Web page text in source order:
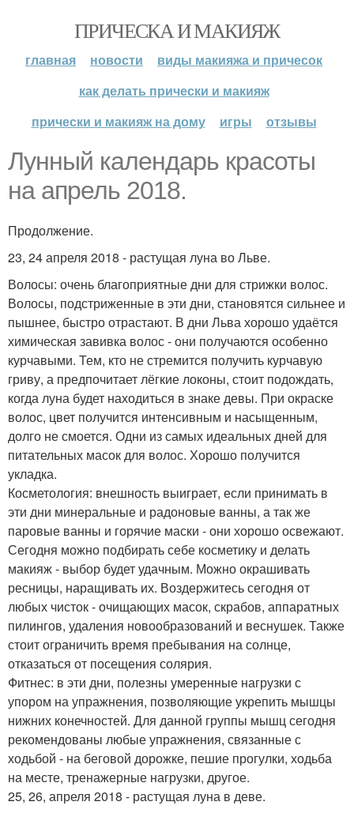
ПРИЧЕСКА И МАКИЯЖ
главная новости
виды макияжа и причесок
как делать прически и макияж
прически и макияж на дому
игры отзывы
Лунный календарь красоты
на апрель 2018.
Продолжение.
23, 24 апреля 2018 - растущая луна во Льве.
Волосы: очень благоприятные дни для стрижки волос.
Волосы, подстриженные в эти дни, становятся сильнее и
пышнее, быстро отрастают. В дни Льва хорошо удаётся
химическая завивка волос - они получаются особенно
курчавыми. Тем, кто не стремится получить курчавую
гриву, а предпочитает лёгкие локоны, стоит подождать,
когда луна будет находиться в знаке девы. При окраске
волос, цвет получится интенсивным и насыщенным,
долго не смоется. Одни из самых идеальных дней для
питательных масок для волос. Хорошо получится
укладка.
Косметология: внешность выиграет, если принимать в
эти дни минеральные и радоновые ванны, а так же
паровые ванны и горячие маски - они хорошо освежают.
Сегодня можно подбирать себе косметику и делать
макияж - выбор будет удачным. Можно окрашивать
ресницы, наращивать их. Воздержитесь сегодня от
любых чисток - очищающих масок, скрабов, аппаратных
пилингов, удаления новообразований и веснушек. Также
стоит ограничить время пребывания на солнце,
отказаться от посещения солярия.
Фитнес: в эти дни, полезны умеренные нагрузки с
упором на упражнения, позволяющие укрепить мышцы
нижних конечностей. Для данной группы мышц сегодня
рекомендованы любые упражнения, связанные с
ходьбой - на беговой дорожке, пешие прогулки, ходьба
на месте, тренажерные нагрузки, другое.
25, 26, апреля 2018 - растущая луна в деве.